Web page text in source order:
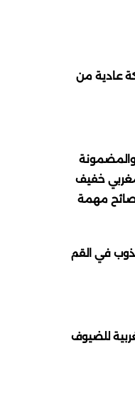
عادية من
والمضمونة
خفيف
مهمة
في القم
للضيوف